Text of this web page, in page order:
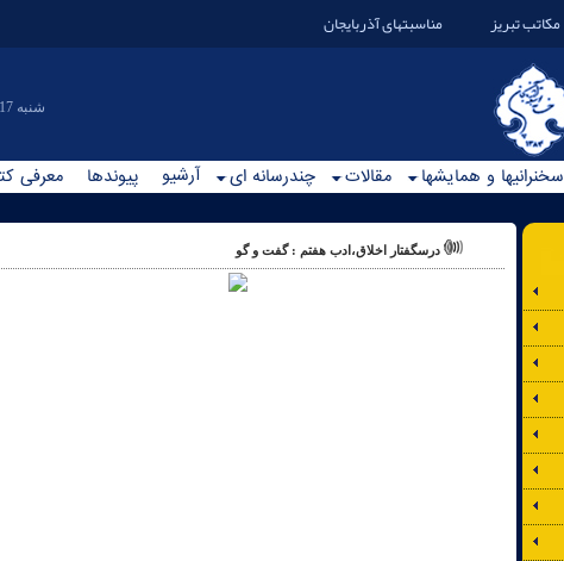
مکاتب تبریز مناسبتهای آذربایجان
|شنبه 17 مرداد 1405
سخنرانیها و همایشها مقالات چندرسانه ای آرشیو پیوندها معرفی
درسگفتار اخلاق،ادب هفتم : گفت و گو